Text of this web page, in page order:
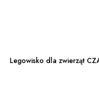
Legowisko dla zwierząt